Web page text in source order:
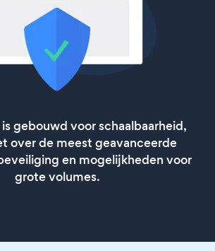
gebouwd voor schaalbaarheid,
over de meest geavanceerde
en mogelijkheden voor
grote volumes.